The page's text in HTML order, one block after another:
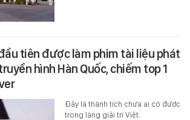
tiên được làm phim tài liệu phát
hình Hàn Quốc, chiếm top 1
Đây là thành tích chưa ai có được
trong làng giải trí Việt.